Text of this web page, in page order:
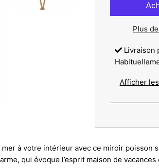
Plus
Livraison
Afficher
à votre intérieur avec ce miroir poisson
qui évoque l’esprit maison de vacances